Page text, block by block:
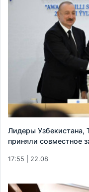
Лидеры Узбекистана,
приняли совместное
17:55 | 22.08